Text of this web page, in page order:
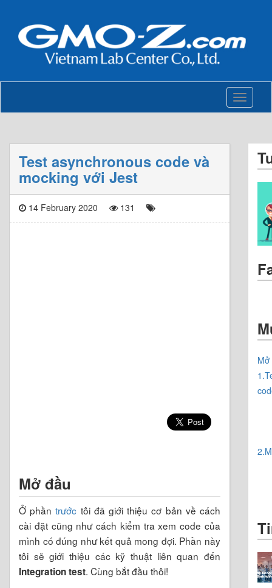
Toggle
Test asynchronous code và
mocking với Jest
14 February 2020 131
Mở đầu
Ở phầntrước tôi đã giới thiệu cơ bản về cách
cài đặt cũng như cách kiểm tra xem code của
mình có đúng như kết quả mong đợi. Phần này
tôi sẽ giới thiệu các kỹ thuật liên quan đến
Integration test. Cùng bắt đầu thôi!